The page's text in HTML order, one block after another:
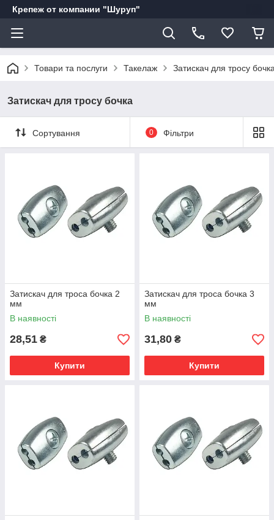
Крепеж от компании "Шуруп"
Товари та послуги Такелаж Затискач для тросу
Затискач для тросу бочка
Сортування 0 Фільтри
Затискач для троса бочка 2
мм
В наявності
28,51 ₴
Купити
Затискач для троса бочка 3
мм
В наявності
31,80 ₴
Купити